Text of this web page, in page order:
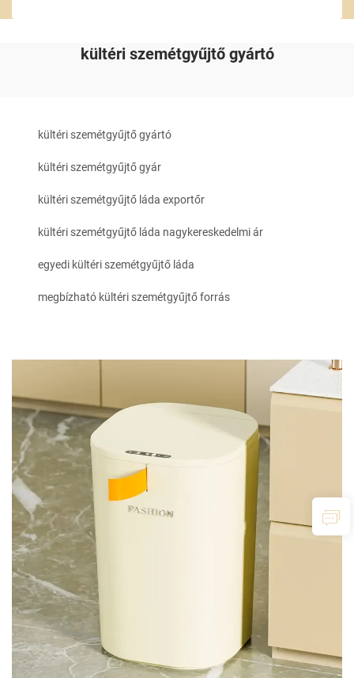
kültéri szemétgyűjtő gyártó
kültéri szemétgyűjtő gyártó
kültéri szemétgyűjtő gyár
kültéri szemétgyűjtő láda exportőr
kültéri szemétgyűjtő láda nagykereskedelmi ár
egyedi kültéri szemétgyűjtő láda
megbízható kültéri szemétgyűjtő forrás